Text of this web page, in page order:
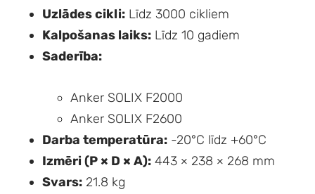
Uzlādes cikli: Līdz 3000 cikliem
Kalpošanas laiks: Līdz 10 gadiem
Saderība:
Anker SOLIX F2000
Anker SOLIX F2600
Darba temperatūra: -20°C līdz +60°C
Izmēri (P × D × A): 443 × 238 × 268 mm
Svars: 21.8 kg